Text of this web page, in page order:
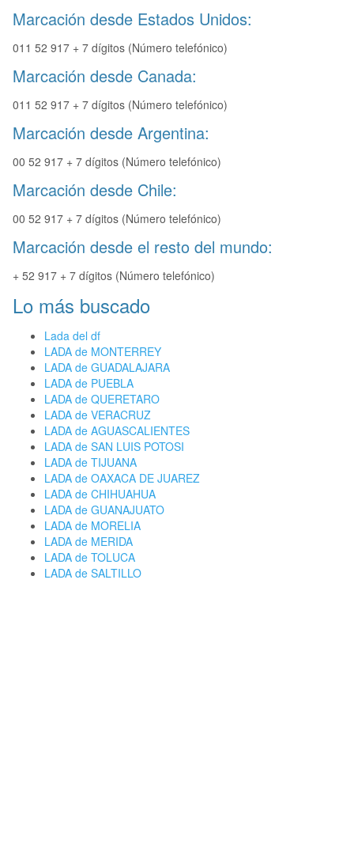
Marcación desde Estados Unidos:
011 52 917 + 7 dígitos (Número telefónico)
Marcación desde Canada:
011 52 917 + 7 dígitos (Número telefónico)
Marcación desde Argentina:
00 52 917 + 7 dígitos (Número telefónico)
Marcación desde Chile:
00 52 917 + 7 dígitos (Número telefónico)
Marcación desde el resto del mundo:
+ 52 917 + 7 dígitos (Número telefónico)
Lo más buscado
Lada del df
LADA de MONTERREY
LADA de GUADALAJARA
LADA de PUEBLA
LADA de QUERETARO
LADA de VERACRUZ
LADA de AGUASCALIENTES
LADA de SAN LUIS POTOSI
LADA de TIJUANA
LADA de OAXACA DE JUAREZ
LADA de CHIHUAHUA
LADA de GUANAJUATO
LADA de MORELIA
LADA de MERIDA
LADA de TOLUCA
LADA de SALTILLO